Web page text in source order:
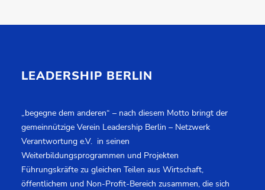
LEADERSHIP BERLIN
„begegne dem anderen“ – nach diesem Motto bringt der
gemeinnützige Verein Leadership Berlin – Netzwerk
Verantwortung e.V. in seinen
Weiterbildungsprogrammen und Projekten
Führungskräfte zu gleichen Teilen aus Wirtschaft,
öffentlichem und Non-Profit-Bereich zusammen, die sich